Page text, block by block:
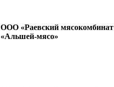
ООО «Раевский мясокомбинат
«Альшей-мясо»